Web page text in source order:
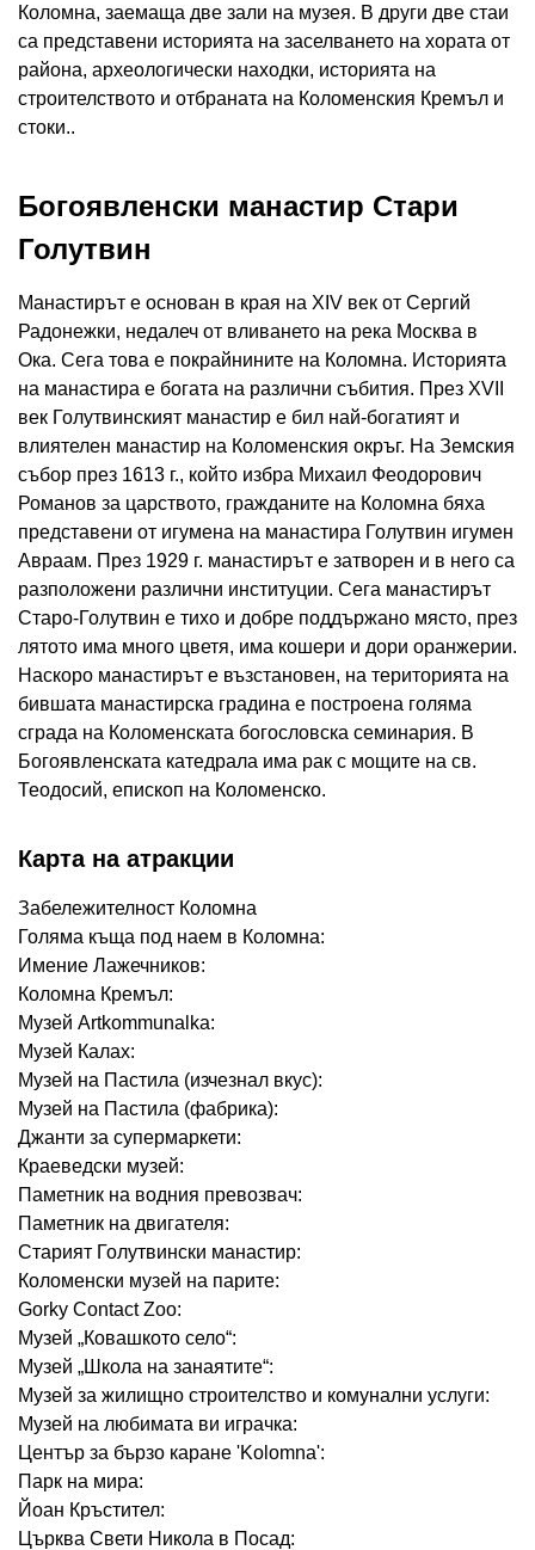
Коломна, заемаща две зали на музея. В други две стаи
са представени историята на заселването на хората от
района, археологически находки, историята на
строителството и отбраната на Коломенския Кремъл и
стоки..
Богоявленски манастир Стари
Голутвин
Манастирът е основан в края на XIV век от Сергий
Радонежки, недалеч от вливането на река Москва в
Ока. Сега това е покрайнините на Коломна. Историята
на манастира е богата на различни събития. През XVII
век Голутвинският манастир е бил най-богатият и
влиятелен манастир на Коломенския окръг. На Земския
събор през 1613 г., който избра Михаил Феодорович
Романов за царството, гражданите на Коломна бяха
представени от игумена на манастира Голутвин игумен
Авраам. През 1929 г. манастирът е затворен и в него са
разположени различни институции. Сега манастирът
Старо-Голутвин е тихо и добре поддържано място, през
лятото има много цветя, има кошери и дори оранжерии.
Наскоро манастирът е възстановен, на територията на
бившата манастирска градина е построена голяма
сграда на Коломенската богословска семинария. В
Богоявленската катедрала има рак с мощите на св.
Теодосий, епископ на Коломенско.
Карта на атракции
Забележителност Коломна
Голяма къща под наем в Коломна:
Имение Лажечников:
Коломна Кремъл:
Музей Artkommunalka:
Музей Калах:
Музей на Пастила (изчезнал вкус):
Музей на Пастила (фабрика):
Джанти за супермаркети:
Краеведски музей:
Паметник на водния превозвач:
Паметник на двигателя:
Старият Голутвински манастир:
Коломенски музей на парите:
Gorky Contact Zoo:
Музей „Ковашкото село“:
Музей „Школа на занаятите“:
Музей за жилищно строителство и комунални услуги:
Музей на любимата ви играчка:
Център за бързо каране 'Kolomna':
Парк на мира:
Йоан Кръстител:
Църква Свети Никола в Посад: